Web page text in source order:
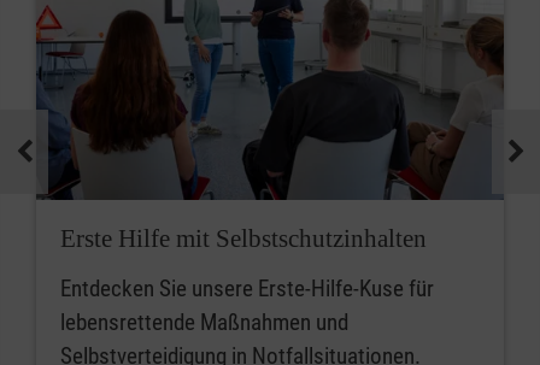
Erste Hilfe mit Selbstschutzinhalten
Entdecken Sie unsere Erste-Hilfe-Kuse für
lebensrettende Maßnahmen und
Selbstverteidigung in Notfallsituationen.